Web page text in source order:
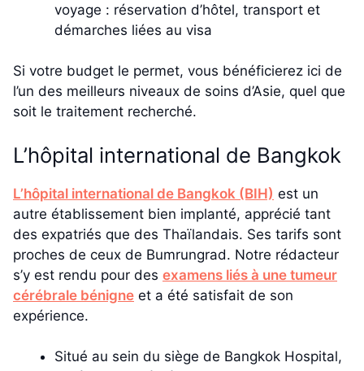
voyage : réservation d’hôtel, transport et
démarches liées au visa
Si votre budget le permet, vous bénéficierez ici de
l’un des meilleurs niveaux de soins d’Asie, quel que
soit le traitement recherché.
L’hôpital international de Bangkok
L’hôpital international de Bangkok (BIH) est un
autre établissement bien implanté, apprécié tant
des expatriés que des Thaïlandais. Ses tarifs sont
proches de ceux de Bumrungrad. Notre rédacteur
s’y est rendu pour des examens liés à une tumeur
cérébrale bénigne et a été satisfait de son
expérience.
Situé au sein du siège de Bangkok Hospital,